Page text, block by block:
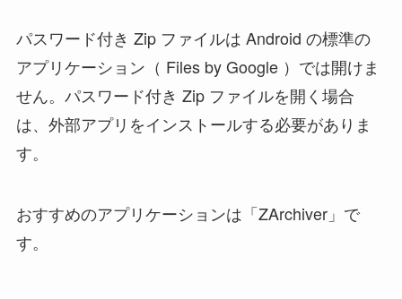
パスワード付き Zip ファイルは Android の標準の
アプリケーション（ Files by Google ）では開けま
せん。パスワード付き Zip ファイルを開く場合
は、外部アプリをインストールする必要がありま
す。
おすすめのアプリケーションは「ZArchiver」で
す。